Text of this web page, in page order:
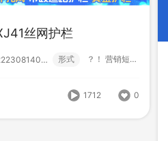
雪花啤酒&沈阳马拉松
222310380002 形式
1244
丝网护栏
222308140001 形式 ？！ 营销短视频; 小视频; 初级款;
1712 0